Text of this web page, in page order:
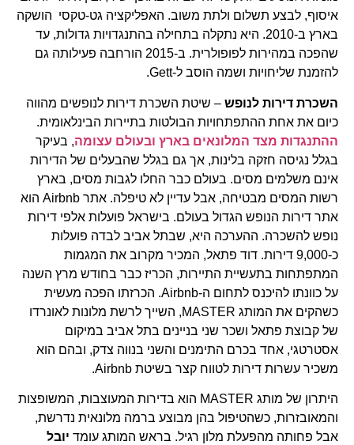
איסוף, לבצע תשלום ולתת משוב. האפליקציה גט-טקסי הושקה
בארץ ב-2010. היא נתקלה בתחילה בהתנגדויות גדולות, עד
שהפכה במהירות לפופולרית. ב-2015 הורחבה פעילותה גם
להזמנת שליחויות ושמה הוסב ל-Gett.
השכרת דירות לנופש– שיטת השכרת דירות לנופשים מהווה
כיום את אחת ההתפתחויות הבולטות בתיירות הבינלאומית.
ההתנגדות מצד המלונאים בארץ ובעולם עצומה, בעיקר
בגלל נגיסה חזקה בלינות, אך גם בגלל שהבעלים של הדירות
אינם משלמים מסים. בעולם כבר החלו לגבות מסים, בארץ
רשות המסים מבטיחה, אבל עדיין לא טיפלה. אתר Airbnb הוא
אתר דירות הנופש הגדול בעולם. בישראל פועלות אלפי דירות
נופש להשכרה. ההערכה היא, שבתל אביב לבדה פועלות
כ-9,000 דירות. דוד פתאל, המכיר מקרוב את המגמות
המתפתחות בתעשיית התיירות, הכריז כבר בחודש מרץ השנה
על כוונתו להיכנס לתחום ה-Airbnb. הכרזתו הפכה מעשית
כשהקים את המותג MASTER, השייך לרשת מלונות לאונרדו
של קבוצת פתאל ושכר שני בניינים בתל אביב במיקום
אסטרטגי, אחד בכרם התימנים והשני בנווה צדק, ובהם הוא
משכיר עשרות דירות לטווח קצר בשיטת Airbnb.
היתרון של מותג MASTER הוא בדירות המעוצבות, המשופצות
והמאובזרות, כשהטיפול בהן מבוצע ברמה מלונאית נדרשת,
אבל פחותה מהפעלת מלון רגיל. בראש המותג עומדיובל